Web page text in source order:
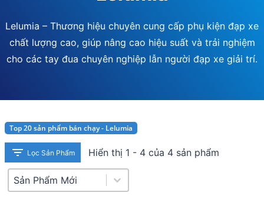
Lelumia – Thương hiệu chuyên cung cấp phụ kiện đạp xe
chất lượng cao, giúp nâng cao hiệu suất và trải nghiệm
cho các tay đua chuyên nghiệp lẫn người đạp xe giải trí.
Top 20 sản phẩm bán chạy - Lelumia
Lọc Sản Phẩm Hiển thị 1 - 4 của 4 sản phẩm
Product Sort
Sort content